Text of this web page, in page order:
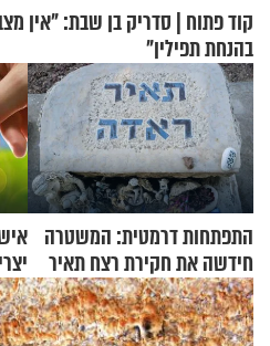
קוד פתוח | סדריק בן שבת: "אין
בהנחת תפילין"
התפתחות דרמטית: המשטרה
חידשה את חקירת רצח תאיר
ראדה